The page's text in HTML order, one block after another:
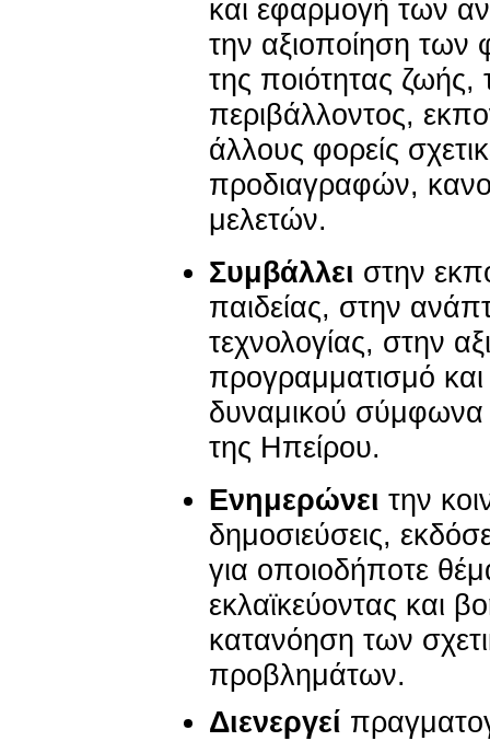
και εφαρμογή των
την αξιοποίηση
της ποιότητας
περιβάλλοντος,
άλλους φορείς
προδιαγραφών,
μελετών.
Συμβάλλει στην
παιδείας, στην
τεχνολογίας, στην
προγραμματισμό
δυναμικού σύμφωνα
της Ηπείρου.
Ενημερώνει την
δημοσιεύσεις,
για οποιοδήποτε
εκλαϊκεύοντας και
κατανόηση των
προβλημάτων.
Διενεργεί